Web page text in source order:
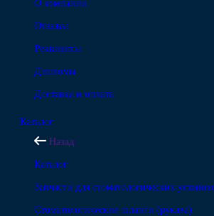
О компании
Отзывы
Реквизиты
Дипломы
Доставка и оплата
Каталог
Назад
Каталог
Запчасти для стоматологических
Стоматологические шланги (рукава)